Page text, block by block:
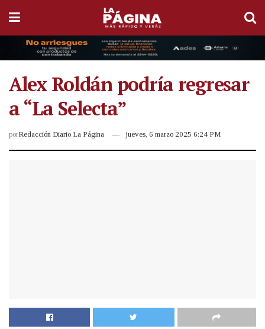
Alex Roldán podría regresar
a “La Selecta”
porRedacción Diario La Página jueves, 6 marzo 2025 6:24 PM